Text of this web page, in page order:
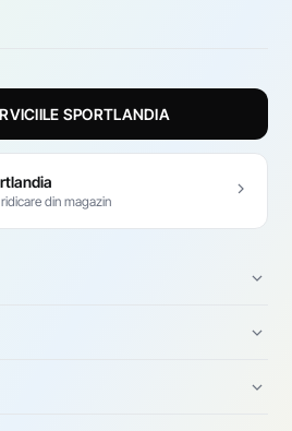
SPORTLANDIA
din magazin